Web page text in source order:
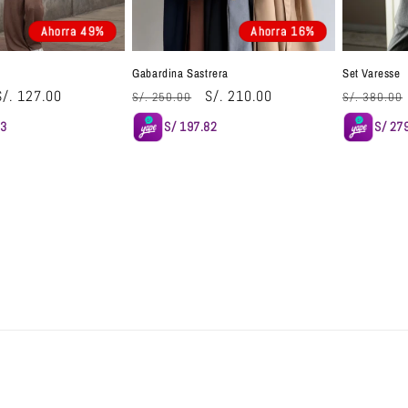
Ahorra 49%
. 127.00
Ahorra 16%
Gabardina Sastrera
Precio
habitual
S/. 250.00
Precio
de
S/. 210.00
S/ 197.82
Set Varesse
Precio
habitual
S/. 380.00
S/